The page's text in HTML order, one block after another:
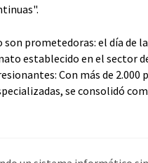
prometedoras: el día de
establecido en el sector
Con más de
se consolidó